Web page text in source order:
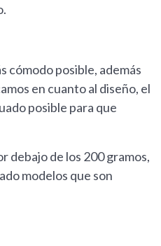
cómodo posible, además
en cuanto al diseño, el
posible para que
debajo de los 200 gramos,
modelos que son